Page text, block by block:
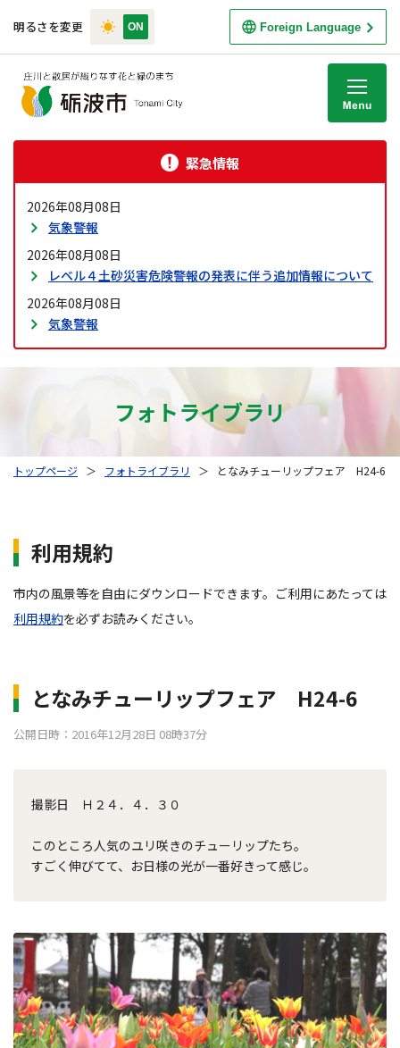
明るさを変更 Foreign Language
緊急情報
2026年08月08日
気象警報
2026年08月08日
レベル４土砂災害危険警報の発表に伴う追加情報について
2026年08月08日
気象警報
フォトライブラリ
トップページ ＞ フォトライブラリ ＞ となみチューリップフェア H24-6
利用規約
市内の風景等を自由にダウンロードできます。ご利用にあたっては
利用規約を必ずお読みください。
となみチューリップフェア H24-6
公開日時：2016年12月28日 08時37分
撮影日 Ｈ２４．４．３０
このところ人気のユリ咲きのチューリップたち。
すごく伸びてて、お日様の光が一番好きって感じ。